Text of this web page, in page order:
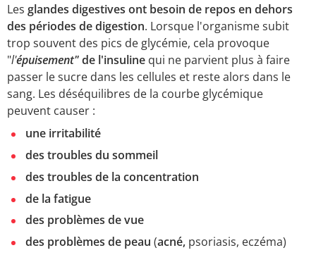
Les glandes digestives ont besoin de repos en dehors
des périodes de digestion. Lorsque l'organisme subit
trop souvent des pics de glycémie, cela provoque
"l'épuisement"de l'insuline qui ne parvient plus à faire
passer le sucre dans les cellules et reste alors dans le
sang. Les déséquilibres de la courbe glycémique
peuvent causer :
une irritabilité
des troubles du sommeil
des troubles de la concentration
de la fatigue
des problèmes de vue
des problèmes de peau (acné, psoriasis, eczéma)